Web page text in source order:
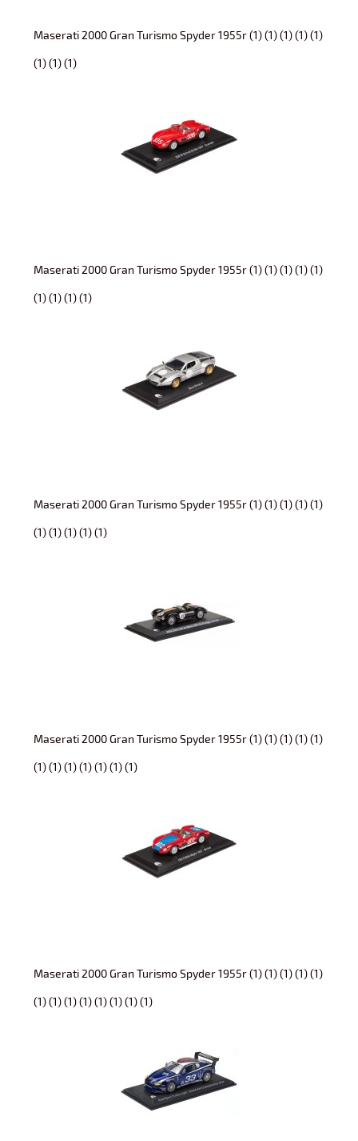
Maserati 2000 Gran Turismo Spyder 1955r (1) (1) (1) (1) (1)
(1) (1) (1)
Maserati 2000 Gran Turismo Spyder 1955r (1) (1) (1) (1) (1)
(1) (1) (1) (1)
Maserati 2000 Gran Turismo Spyder 1955r (1) (1) (1) (1) (1)
(1) (1) (1) (1) (1)
Maserati 2000 Gran Turismo Spyder 1955r (1) (1) (1) (1) (1)
(1) (1) (1) (1) (1) (1) (1)
Maserati 2000 Gran Turismo Spyder 1955r (1) (1) (1) (1) (1)
(1) (1) (1) (1) (1) (1) (1) (1)